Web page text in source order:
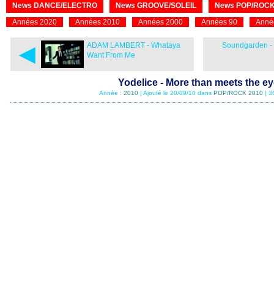
News DANCE/ELECTRO News GROOVE/SOLEIL
News POP/
Années 2020
Années 2010 Années 2000 Années 90
◄
ADAM LAMBERT - Whataya
Want From Me
Soundgarden -
Yodelice - More than meets the
Année : 2010| Ajouté le 20/09/10 dans POP/ROCK 2010|